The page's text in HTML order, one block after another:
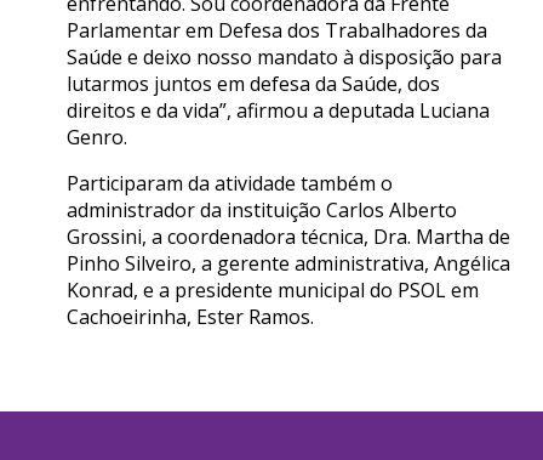
Parlamentar em Defesa dos Trabalhadores da
Saúde e deixo nosso mandato à disposição para
lutarmos juntos em defesa da Saúde, dos
direitos e da vida”, afirmou a deputada Luciana
Genro.
Participaram da atividade também o
administrador da instituição Carlos Alberto
Grossini, a coordenadora técnica, Dra. Martha de
Pinho Silveiro, a gerente administrativa, Angélica
Konrad, e a presidente municipal do PSOL em
Cachoeirinha, Ester Ramos.